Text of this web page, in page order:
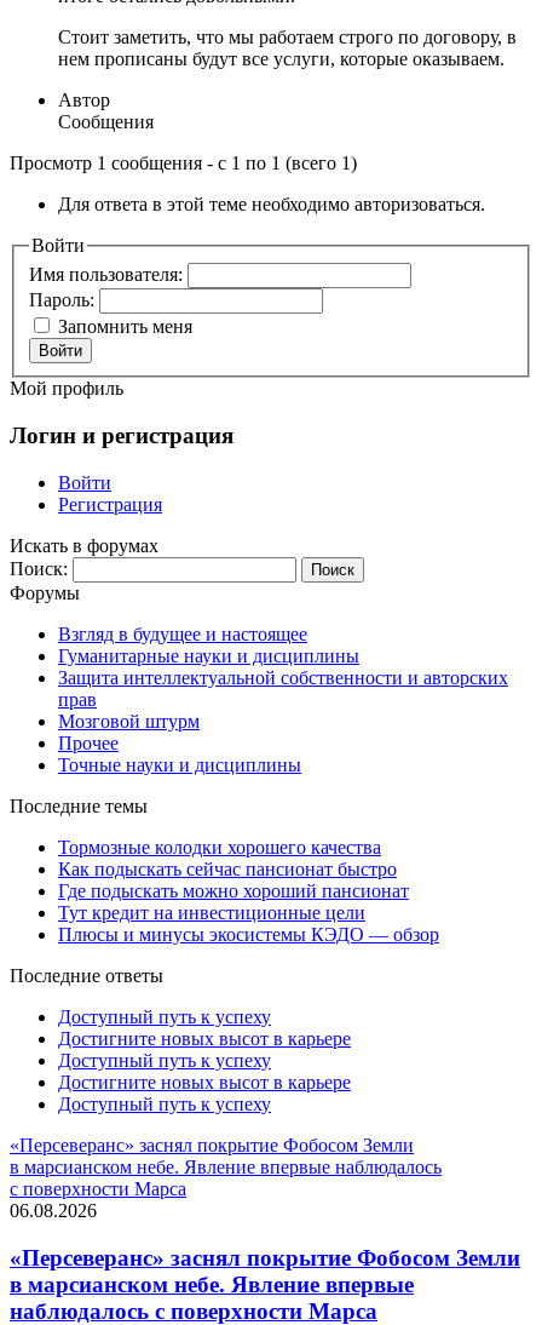
Стоит заметить, что мы работаем строго по договору, в
нем прописаны будут все услуги, которые оказываем.
Автор
Сообщения
Просмотр 1 сообщения - с 1 по 1 (всего 1)
Для ответа в этой теме необходимо авторизоваться.
Войти
Имя пользователя:
Пароль:
Запомнить меня
Войти
Мой профиль
Логин и регистрация
Войти
Регистрация
Искать в форумах
Поиск:
Форумы
Взгляд в будущее и настоящее
Гуманитарные науки и дисциплины
Защита интеллектуальной собственности и авторских
прав
Мозговой штурм
Прочее
Точные науки и дисциплины
Последние темы
Тормозные колодки хорошего качества
Как подыскать сейчас пансионат быстро
Где подыскать можно хороший пансионат
Тут кредит на инвестиционные цели
Плюсы и минусы экосистемы КЭДО — обзор
Последние ответы
Доступный путь к успеху
Достигните новых высот в карьере
Доступный путь к успеху
Достигните новых высот в карьере
Доступный путь к успеху
«Персеверанс» заснял покрытие Фобосом Земли
в марсианском небе. Явление впервые наблюдалось
с поверхности Марса
06.08.2026
«Персеверанс» заснял покрытие Фобосом Земли
в марсианском небе. Явление впервые
наблюдалось с поверхности Марса